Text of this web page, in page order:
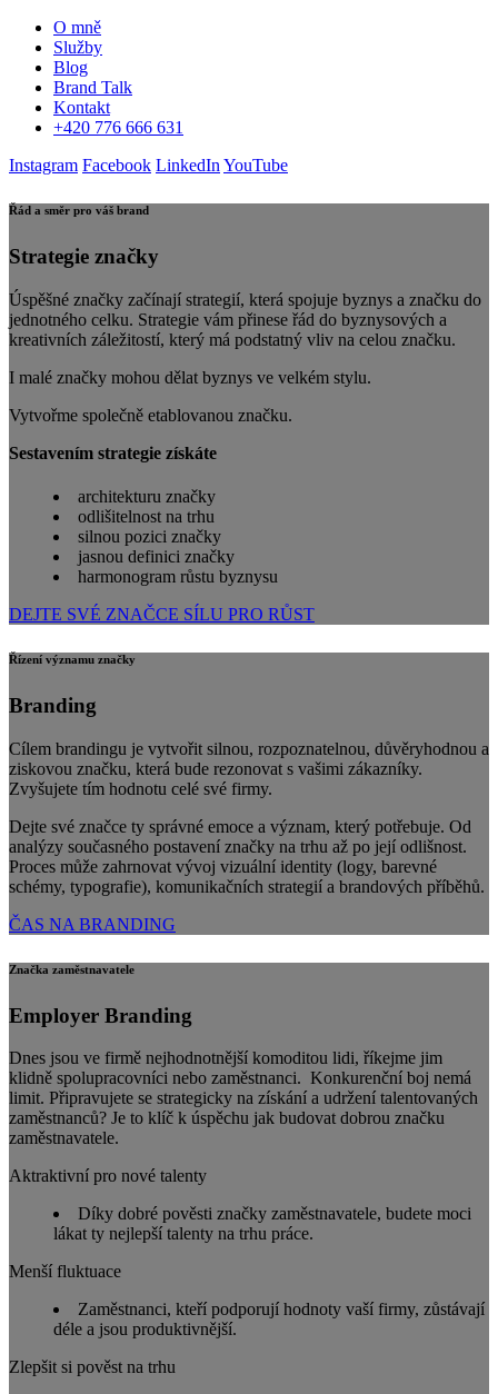
O mně
Služby
Blog
Brand Talk
Kontakt
+420 776 666 631
Instagram Facebook LinkedIn YouTube
Řád a směr pro váš brand
Strategie značky
Úspěšné značky začínají strategií, která spojuje byznys a značku do
jednotného celku. Strategie vám přinese řád do byznysových a
kreativních záležitostí, který má podstatný vliv na celou značku.
I malé značky mohou dělat byznys ve velkém stylu.
Vytvořme společně etablovanou značku.
Sestavením strategie získáte
architekturu značky
odlišitelnost na trhu
silnou pozici značky
jasnou definici značky
harmonogram růstu byznysu
DEJTE SVÉ ZNAČCE SÍLU PRO RŮST
Řízení významu značky
Branding
Cílem brandingu je vytvořit silnou, rozpoznatelnou, důvěryhodnou a
ziskovou značku, která bude rezonovat s vašimi zákazníky.
Zvyšujete tím hodnotu celé své firmy.
Dejte své značce ty správné emoce a význam, který potřebuje. Od
analýzy současného postavení značky na trhu až po její odlišnost.
Proces může zahrnovat vývoj vizuální identity (logy, barevné
schémy, typografie), komunikačních strategií a brandových příběhů.
ČAS NA BRANDING
Značka zaměstnavatele
Employer Branding
Dnes jsou ve firmě nejhodnotnější komoditou lidi, říkejme jim
klidně spolupracovníci nebo zaměstnanci. Konkurenční boj nemá
limit. Připravujete se strategicky na získání a udržení talentovaných
zaměstnanců? Je to klíč k úspěchu jak budovat dobrou značku
zaměstnavatele.
Aktraktivní pro nové talenty
Díky dobré pověsti značky zaměstnavatele, budete moci
lákat ty nejlepší talenty na trhu práce.
Menší fluktuace
Zaměstnanci, kteří podporují hodnoty vaší firmy, zůstávají
déle a jsou produktivnější.
Zlepšit si pověst na trhu